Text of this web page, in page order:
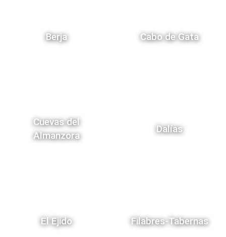
Berja Cabo de Gata
Cuevas del
Almanzora
Dalías
El Ejido Filabres-Tabernas